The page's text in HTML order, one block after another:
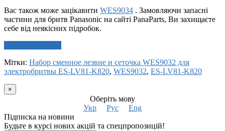
Вас також може зацікавити WES9034 . Замовляючи запасні
частини для бритв Panasonic на сайті PanaParts, Ви захищаєте
себе від неякісних підробок.
Мітки: Набор сменное лезвие и сеточка WES9032 для
электробритвы ES-LV81-K820, WES9032, ES-LV81-K820
×
Оберіть мову
Укр
Рус
Eng
Підписка на новини
Будьте в курсі нових акцій та спецпропозицій!